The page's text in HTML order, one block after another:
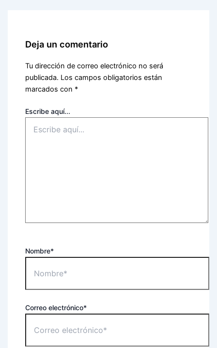
Deja un comentario
Tu dirección de correo electrónico no será
publicada. Los campos obligatorios están
marcados con *
Escribe aquí...
Nombre*
Correo electrónico*